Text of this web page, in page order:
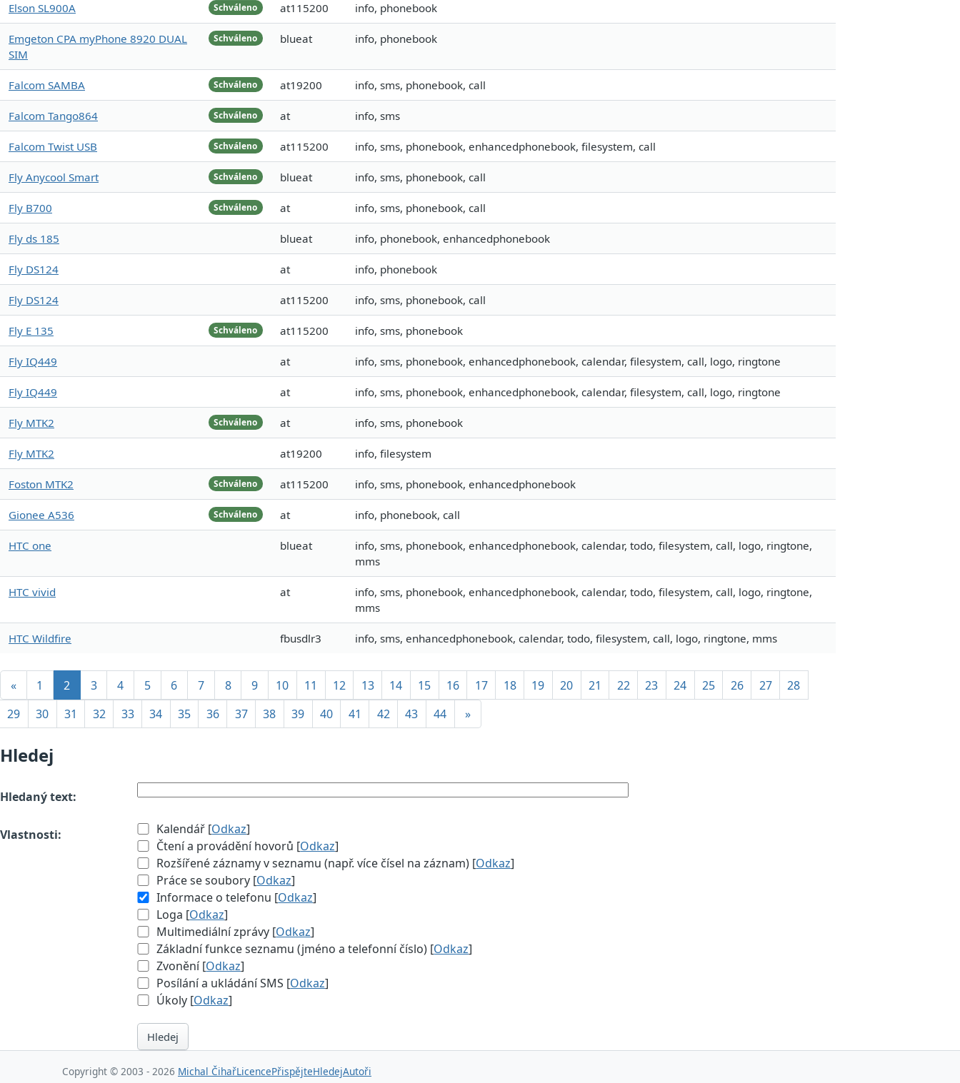
Schváleno
Elson SL900A at115200 info, phonebook
Schváleno
Emgeton CPA myPhone 8920 DUAL
SIM
blueat info, phonebook
Schváleno
Falcom SAMBA at19200 info, sms, phonebook, call
Schváleno
Falcom Tango864 at info, sms
Schváleno
Falcom Twist USB at115200 info, sms, phonebook, enhancedphonebook, filesystem, call
Schváleno
Fly Anycool Smart blueat info, sms, phonebook, call
Schváleno
Fly B700 at info, sms, phonebook, call
Fly ds 185 blueat info, phonebook, enhancedphonebook
Fly DS124 at info, phonebook
Fly DS124 at115200 info, sms, phonebook, call
Schváleno
Fly E 135 at115200 info, sms, phonebook
Fly IQ449 at info, sms, phonebook, enhancedphonebook, calendar, filesystem, call, logo, ringtone
Fly IQ449 at info, sms, phonebook, enhancedphonebook, calendar, filesystem, call, logo, ringtone
Schváleno
Fly MTK2 at info, sms, phonebook
Fly MTK2 at19200 info, filesystem
Schváleno
Foston MTK2 at115200 info, sms, phonebook, enhancedphonebook
Schváleno
Gionee A536 at info, phonebook, call
HTC one blueat
info, sms, phonebook, enhancedphonebook, calendar, todo, filesystem, call, logo, ringtone,
mms
HTC vivid at
info, sms, phonebook, enhancedphonebook, calendar, todo, filesystem, call, logo, ringtone,
mms
HTC Wildfire fbusdlr3 info, sms, enhancedphonebook, calendar, todo, filesystem, call, logo, ringtone, mms
« 1 2 3 4 5 6 7 8 9 10 11 12 13 14 15 16 17 18 19 20 21 22 23 24 25 26 27
28
29
30 31 32 33 34 35 36 37 38 39 40 41 42 43 44 »
Hledej
Hledaný text:
Vlastnosti: Kalendář [Odkaz]
Čtení a provádění hovorů [Odkaz]
Rozšířené záznamy v seznamu (např. více čísel na záznam) [Odkaz]
Práce se soubory [Odkaz]
Informace o telefonu [Odkaz]
Loga [Odkaz]
Multimediální zprávy [Odkaz]
Základní funkce seznamu (jméno a telefonní číslo) [Odkaz]
Zvonění [Odkaz]
Posílání a ukládání SMS [Odkaz]
Úkoly [Odkaz]
Hledej
Copyright © 2003 - 2026 Michal ČihařLicencePřispějteHledejAutoři